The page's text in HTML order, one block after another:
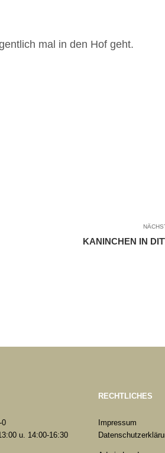
mal in den Hof geht.
KANINCHEN IN
0
u. 14:00-16:30
RECHTLICHES
Impressum